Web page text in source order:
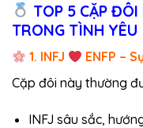
TOP 5 CẶP
TRONG TÌNH YÊU
1. INFJ
ENFP –
Cặp đôi này thường
INFJ sâu sắc,